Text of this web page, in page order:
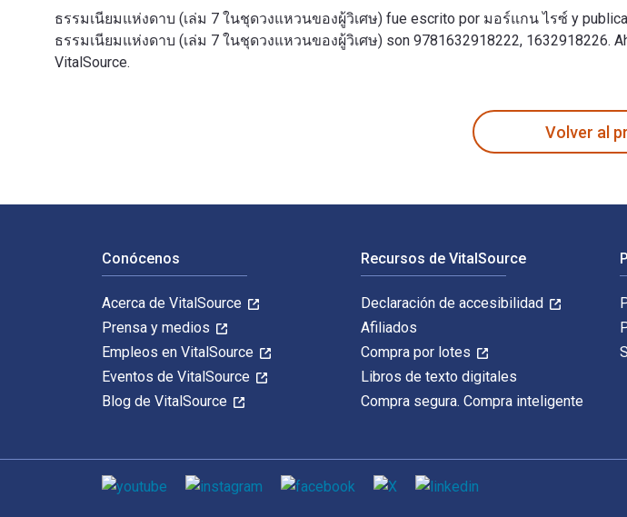
ธรรมเนียมแห่งดาบ (เล่ม 7 ในชุดวงแหวนของผู้วิเศษ) fue escrito por มอร์แกน ไรซ์ y
ธรรมเนียมแห่งดาบ (เล่ม 7 ในชุดวงแหวนของผู้วิเศษ) son 9781632918222, 1632918226.
VitalSource.
Volver al
Conócenos
Acerca de VitalSource
Prensa y medios
Empleos en VitalSource
Eventos de VitalSource
Blog de VitalSource
Recursos de VitalSource
Declaración de accesibilidad
Afiliados
Compra por lotes
Libros de texto digitales
Compra segura. Compra inteligente
Medios de comunicación social